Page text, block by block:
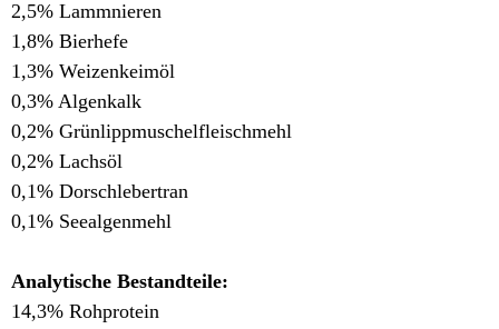
2,5% Lammnieren
1,8% Bierhefe
1,3% Weizenkeimöl
0,3% Algenkalk
0,2% Grünlippmuschelfleischmehl
0,2% Lachsöl
0,1% Dorschlebertran
0,1% Seealgenmehl
Analytische Bestandteile:
14,3% Rohprotein